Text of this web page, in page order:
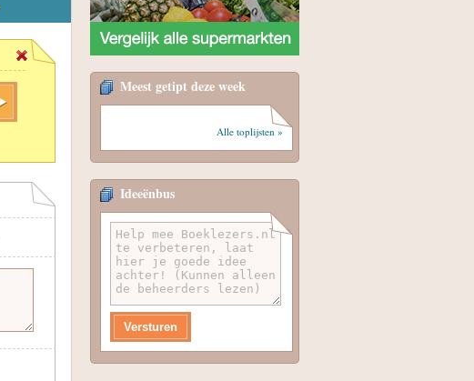
Meest getipt deze week
Alle toplijsten »
Ideeënbus